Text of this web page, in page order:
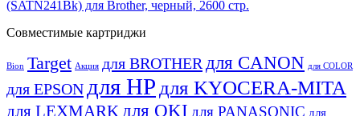
Совместимые картриджи
Bion Target Акция для BROTHER для CANON для COLOR
для EPSON для HP для KYOCERA-MITA
для LEXMARK для OKI для PANASONIC для